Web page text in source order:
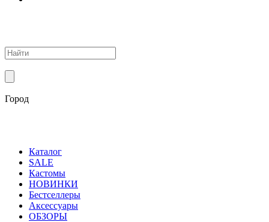
Город
Каталог
SALE
Кастомы
НОВИНКИ
Бестселлеры
Аксессуары
ОБЗОРЫ